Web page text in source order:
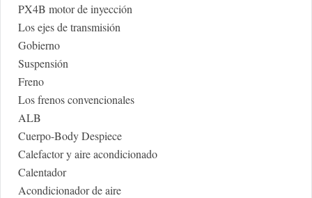
PX4B motor de inyección
Los ejes de transmisión
Gobierno
Suspensión
Freno
Los frenos convencionales
ALB
Cuerpo-Body Despiece
Calefactor y aire acondicionado
Calentador
Acondicionador de aire